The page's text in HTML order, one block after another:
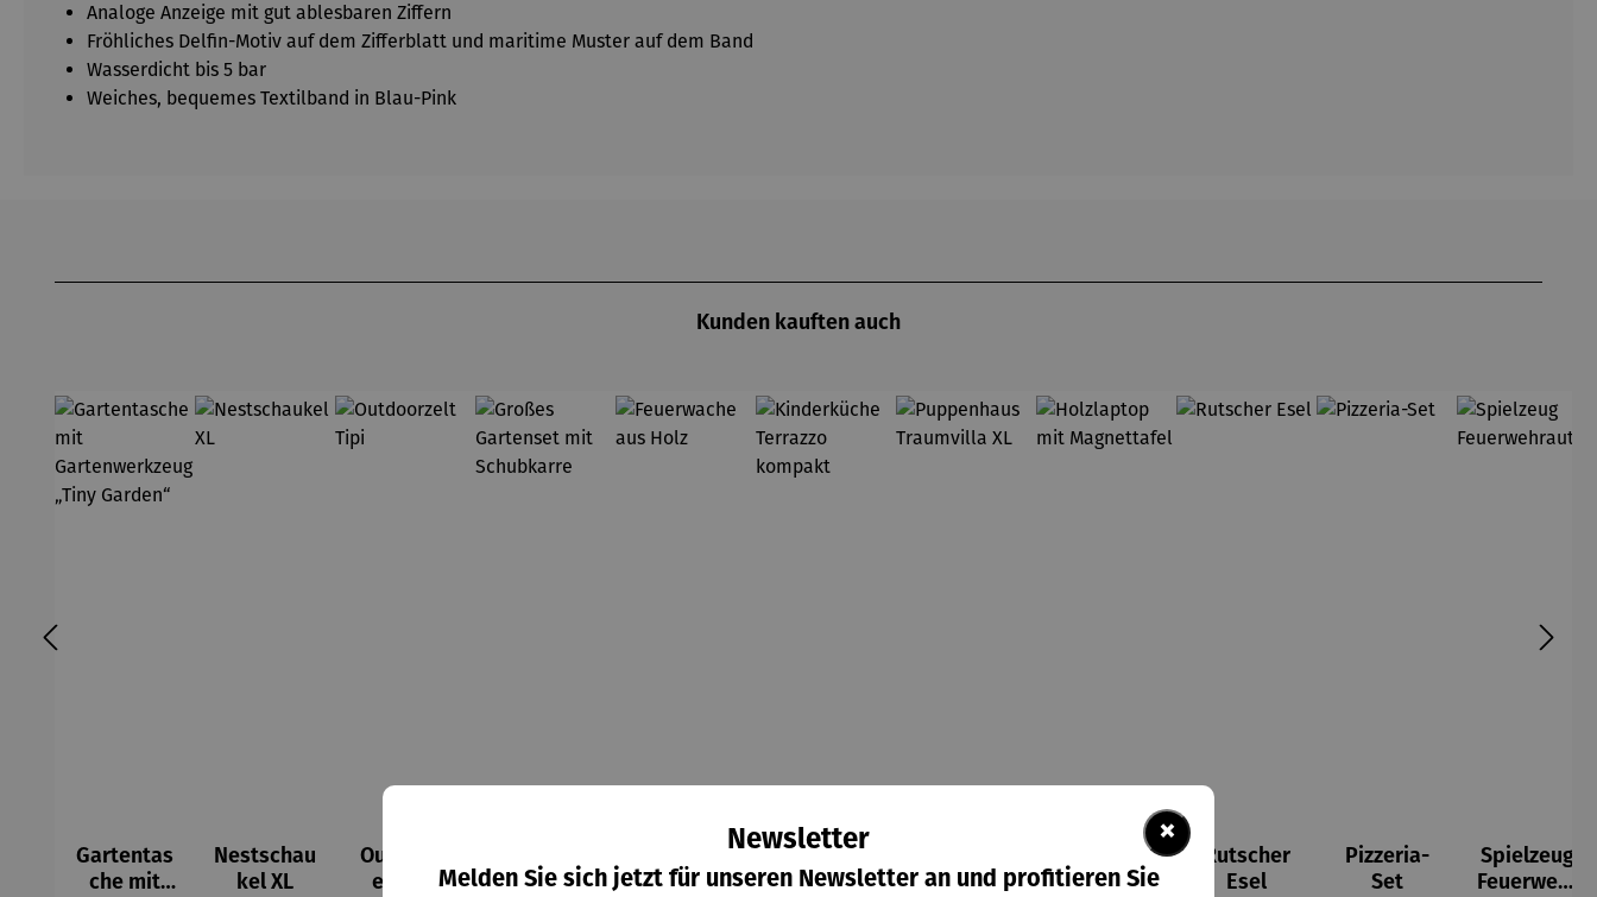
Analoge Anzeige mit gut ablesbaren Ziffern
Fröhliches Delfin-Motiv auf dem Zifferblatt und maritime Muster auf dem Band
Wasserdicht bis 5 bar
Weiches, bequemes Textilband in Blau-Pink
Kunden kauften auch
Gartentas
che mit
Nestschau
kel XL
Outdoorz
elt Tipi
Gartenset
Feuerwac
he aus
Kinderküc
he
us
Holzlapto
p mit
Rutscher
Esel
Pizzeria-
Set
Spielzeug
Feuerwehr
×
Newsletter
Melden Sie sich jetzt für unseren Newsletter an und profitieren Sie